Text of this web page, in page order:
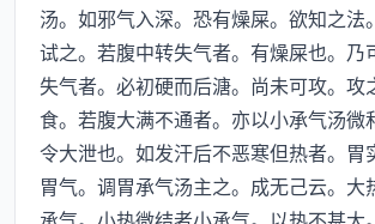
汤。如邪气入深。恐有燥屎。欲知之法
试之。若腹中转失气者。有燥屎也。乃
失气者。必初硬而后溏。尚未可攻。攻
食。若腹大满不通者。亦以小承气汤微
令大泄也。如发汗后不恶寒但热者。胃
胃气。调胃承气汤主之。成无己云。大